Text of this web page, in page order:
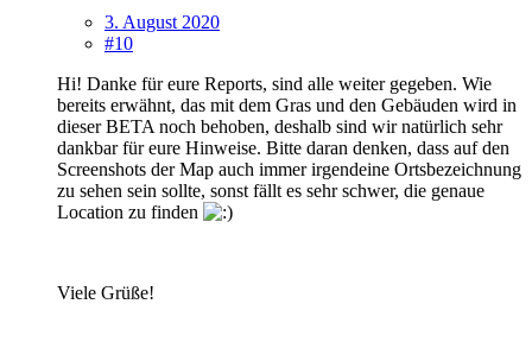
3. August 2020
#10
Hi! Danke für eure Reports, sind alle weiter gegeben. Wie
bereits erwähnt, das mit dem Gras und den Gebäuden wird in
dieser BETA noch behoben, deshalb sind wir natürlich sehr
dankbar für eure Hinweise. Bitte daran denken, dass auf den
Screenshots der Map auch immer irgendeine Ortsbezeichnung
zu sehen sein sollte, sonst fällt es sehr schwer, die genaue
Location zu finden
Viele Grüße!